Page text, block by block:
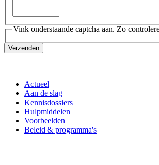
Vink onderstaande captcha aan. Zo
Verzenden
Actueel
Aan de slag
Kennisdossiers
Hulpmiddelen
Voorbeelden
Beleid & programma's